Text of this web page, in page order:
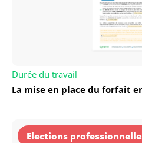
Durée du travail
La mise en place du forfait
Elections